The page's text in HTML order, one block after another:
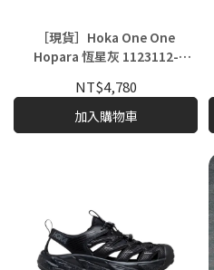
［現貨］Hoka One One
Hopara 恆星灰 1123112-
NT$4,780
加入購物車